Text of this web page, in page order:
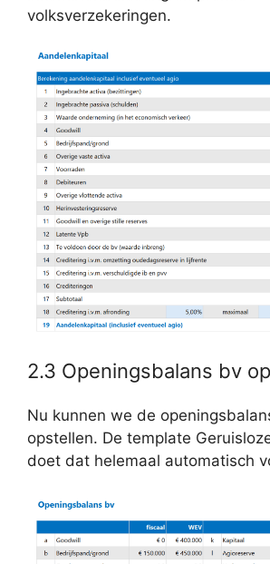
volksverzekeringen.
2.3 Openingsbalans bv
Nu kunnen we de
opstellen. De template
doet dat helemaal automatisch